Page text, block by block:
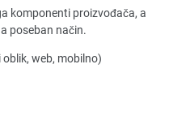
komponenti proizvođača, a
poseban način.
web, mobilno)